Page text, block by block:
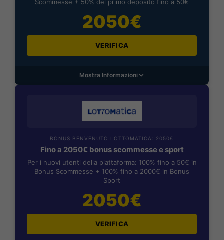
Scommesse + 50% del primo deposito fino a 50€
2050€
VERIFICA
Mostra Informazioni
BONUS BENVENUTO LOTTOMATICA: 2050€
Fino a 2050€ bonus scommesse e sport
Per i nuovi utenti della piattaforma: 100% fino a 50€ in
Bonus Scommesse + 100% fino a 2000€ in Bonus
Sport
2050€
VERIFICA